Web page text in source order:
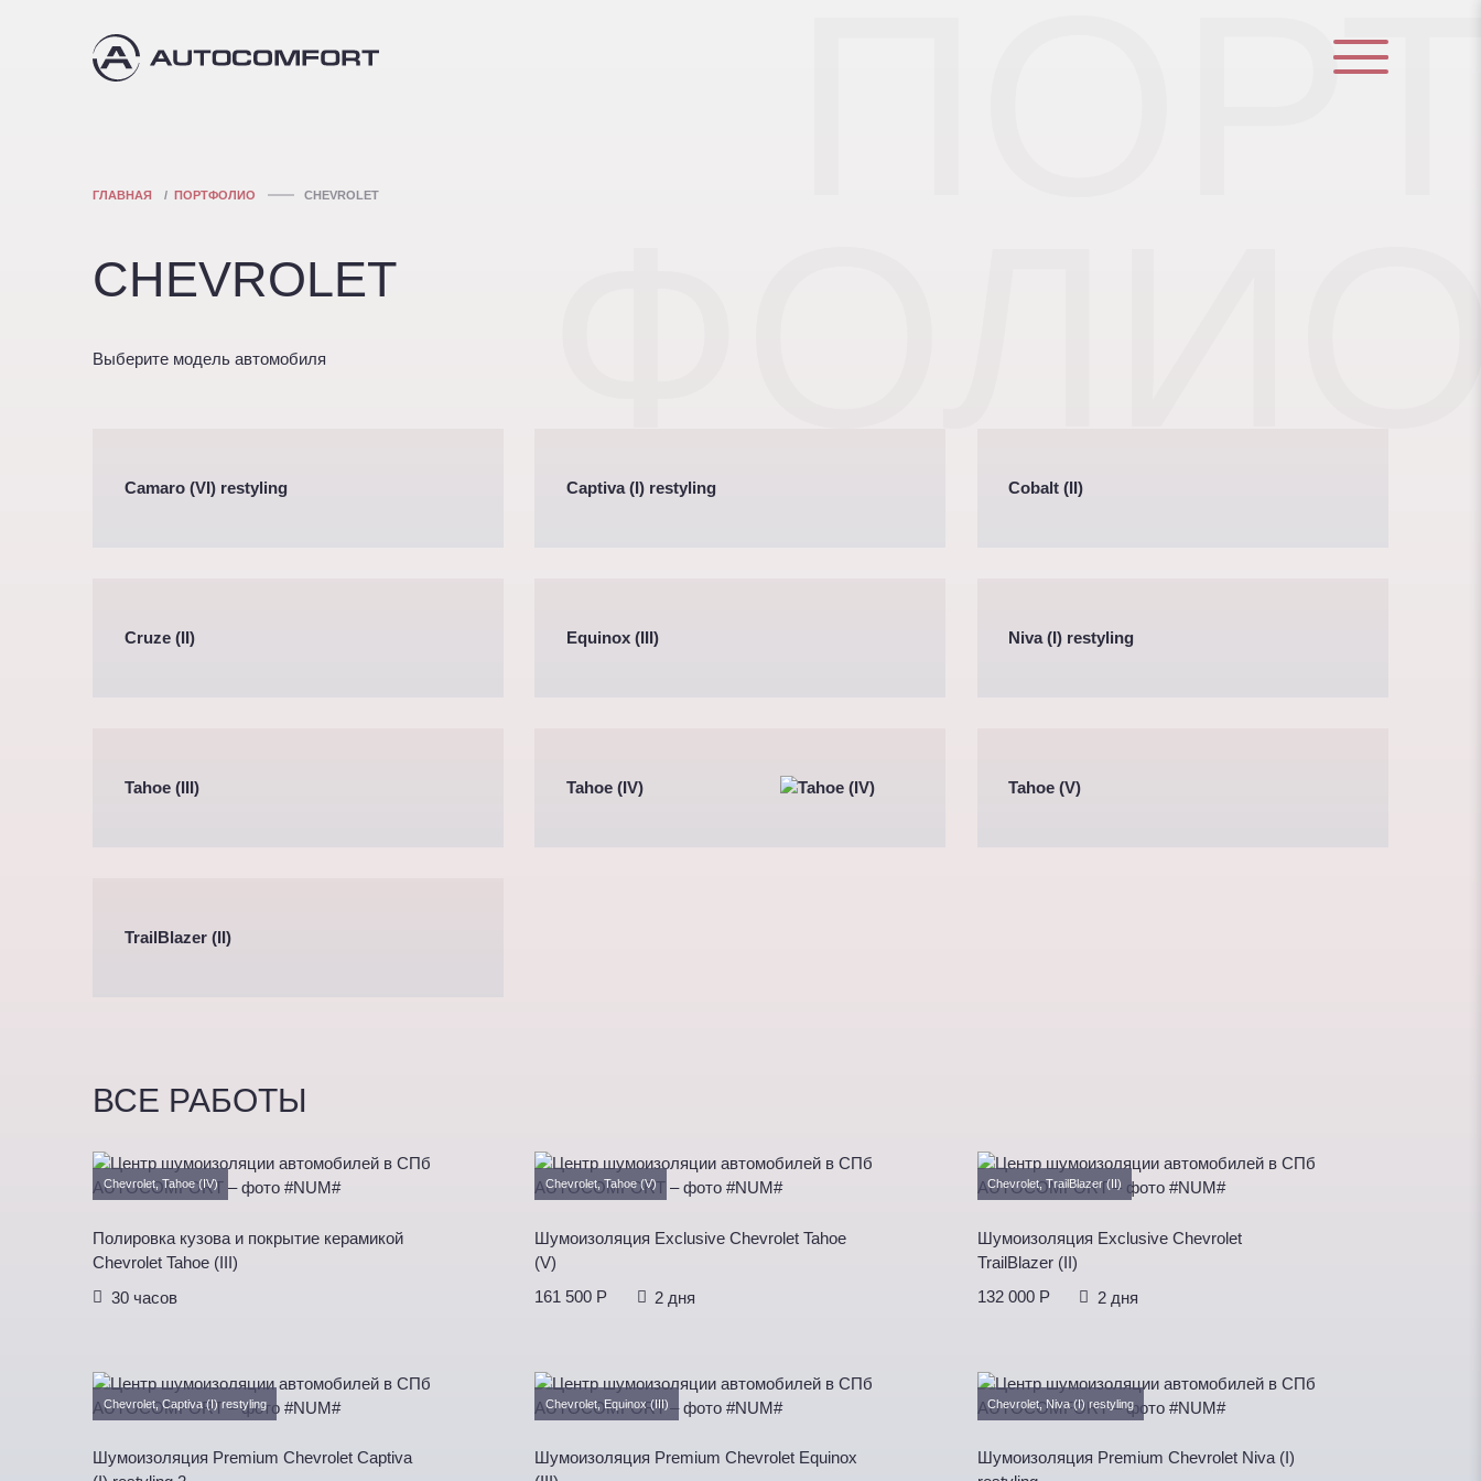
ГЛАВНАЯ ПОРТФОЛИО CHEVROLET
CHEVROLET
Выберите модель автомобиля
Camaro (VI) restyling Captiva (I) restyling Cobalt (II)
Cruze (II) Equinox (III) Niva (I) restyling
Tahoe (III) Tahoe (IV) Tahoe (V)
TrailBlazer (II)
ВСЕ РАБОТЫ
Chevrolet, Tahoe (IV)
Полировка кузова и покрытие керамикой
Chevrolet Tahoe (III)
30 часов
Chevrolet, Tahoe (V)
Шумоизоляция Exclusive Chevrolet Tahoe
(V)
161 500 P
2 дня
Chevrolet, TrailBlazer (II)
Шумоизоляция Exclusive Chevrolet
TrailBlazer (II)
132 000 P
2 дня
Chevrolet, Captiva (I) restyling
Шумоизоляция Premium Chevrolet Captiva
Chevrolet, Equinox (III)
Шумоизоляция Premium Chevrolet Equinox
Chevrolet, Niva (I) restyling
Шумоизоляция Premium Chevrolet Niva (I)